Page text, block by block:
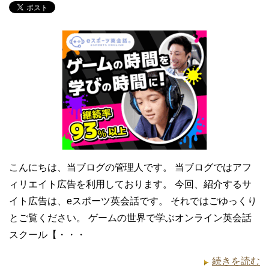
こんにちは、当ブログの管理人です。 当ブログではアフ
ィリエイト広告を利用しております。 今回、紹介するサ
イト広告は、eスポーツ英会話です。 それではごゆっくり
とご覧ください。 ゲームの世界で学ぶオンライン英会話
スクール【・・・
続きを読む